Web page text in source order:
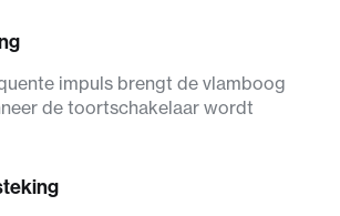
impuls brengt de vlamboog
de toortschakelaar wordt